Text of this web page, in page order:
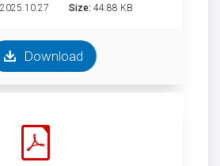
2025.10.27 Size: 44.88 KB
Download